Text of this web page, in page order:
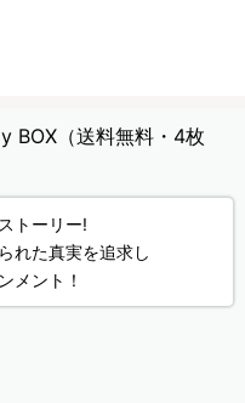
BOX（送料無料・4枚
トーリー!
れた真実を追求し
メント！